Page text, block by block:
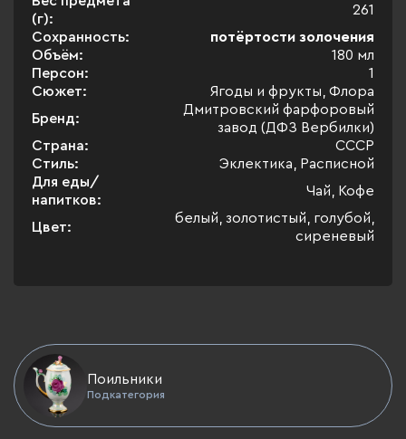
(г):
261
Сохранность:
потёртости золочения
Объём:
180 мл
Персон:
1
Сюжет:
Ягоды и фрукты, Флора
Бренд:
Дмитровский фарфоровый
завод (ДФЗ Вербилки)
Страна:
СССР
Стиль:
Эклектика, Расписной
Для еды/
напитков:
Чай, Кофе
Цвет:
белый, золотистый, голубой,
сиреневый
Поильники
Подкатегория